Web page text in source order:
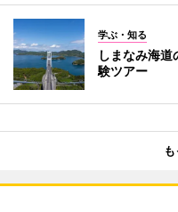
学ぶ・知る
しまなみ海
験ツアー